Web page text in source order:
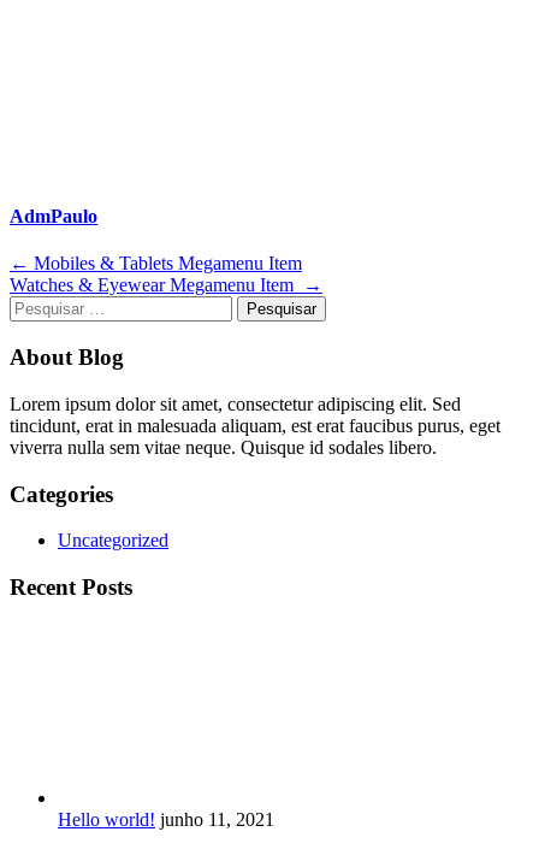
AdmPaulo
Navegação
de
← Mobiles & Tablets Megamenu Item
Watches & Eyewear Megamenu Item
→
Pesquisar
por:
About Blog
Lorem ipsum dolor sit amet, consectetur adipiscing elit. Sed
tincidunt, erat in malesuada aliquam, est erat faucibus purus, eget
viverra nulla sem vitae neque. Quisque id sodales libero.
Categories
Uncategorized
Recent Posts
Hello world! junho 11, 2021